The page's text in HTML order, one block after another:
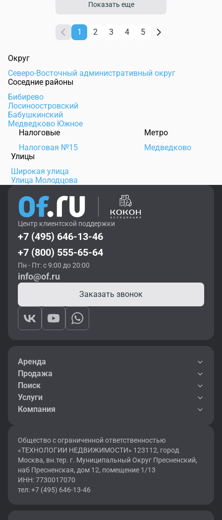
Показать еще
1 2 3 4 5
Округ
Северо-Восточный административный округ
Соседние районы
Бибирево
Лосиноостровский
Бабушкинский
Медведково Южное
Налоговые
Налоговая №15
Метро
Медведково
Улицы
Широкая улица
Улица Молодцова
Центр клиентской поддержки
+7 (495) 646-13-46
+7 (800) 555-65-64
Пн - Пт: с 9:00 до 20:00
info@of.ru
Заказать звонок
Аренда
Продажа
Поиск
Услуги
Компания
Общество с ограниченной ответственностью
«ТЕХНОЛОГИИ НЕДВИЖИМОСТИ» 123112, город
Москва, вн.тер. г. Муниципальный Округ Пресненский,
наб Пресненская, дом 12, помещение 1/13
ИНН: 7730017070
тел: +7 (495) 646-13-46